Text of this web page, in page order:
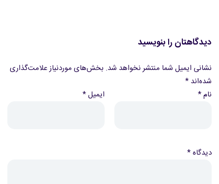
دیدگاهتان را بنویسید
نشانی ایمیل شما منتشر نخواهد شد. بخش‌های موردنیاز علامت‌گذاری
شده‌اند *
دیدگاه*
نام* ایمیل*